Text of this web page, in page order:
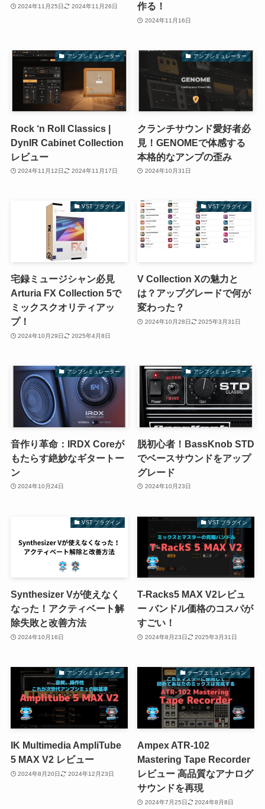
2024年11月25日 2024年11月26日
作る！
2024年11月16日
アンプシミュレーター
Rock ‘n Roll Classics |
DynIR Cabinet Collection
レビュー
2024年11月12日 2024年11月17日
アンプシミュレーター
クランチサウンド愛好者必
見！GENOMEで体感する
本格的なアンプの歪み
2024年10月31日
VST プラグイン
宅録ミュージシャン必見
Arturia FX Collection 5で
ミックスクオリティアッ
プ！
2024年10月29日 2025年4月8日
VST プラグイン
V Collection Xの魅力と
は？アップグレードで何が
変わった？
2024年10月28日 2025年3月31日
アンプシミュレーター
音作り革命：IRDX Coreが
もたらす絶妙なギタートー
ン
2024年10月24日
アンプシミュレーター
脱初心者！BassKnob STD
でベースサウンドをアップ
グレード
2024年10月23日
VST プラグイン
Synthesizer Vが使えなく
なった！アクティベート解
除失敗と改善方法
2024年10月16日
VST プラグイン
T-Racks5 MAX V2レビュ
ー バンドル価格のコスパが
すごい！
2024年8月23日 2025年3月31日
アンプシミュレーター
IK Multimedia AmpliTube
5 MAX V2 レビュー
2024年8月20日 2024年12月23日
テープエミュレーション
Ampex ATR-102
Mastering Tape Recorder
レビュー 高品質なアナログ
サウンドを再現
2024年7月25日 2024年8月8日